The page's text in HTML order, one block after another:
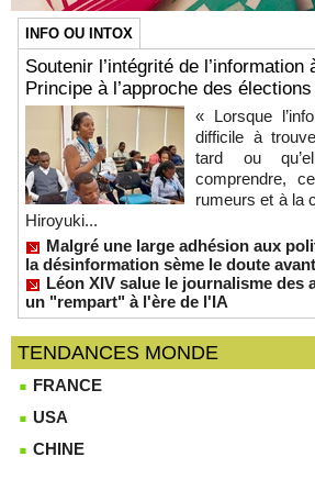
INFO OU INTOX
Soutenir l’intégrité de l’information
Principe à l’approche des élections
« Lorsque
difficile à
tard ou
comprendre,
rumeurs et à la
Hiroyuki...
Malgré une large adhésion aux
la désinformation sème le doute
Léon XIV salue le journalisme des
un "rempart" à l'ère de l'IA
TENDANCES MONDE
FRANCE
USA
CHINE